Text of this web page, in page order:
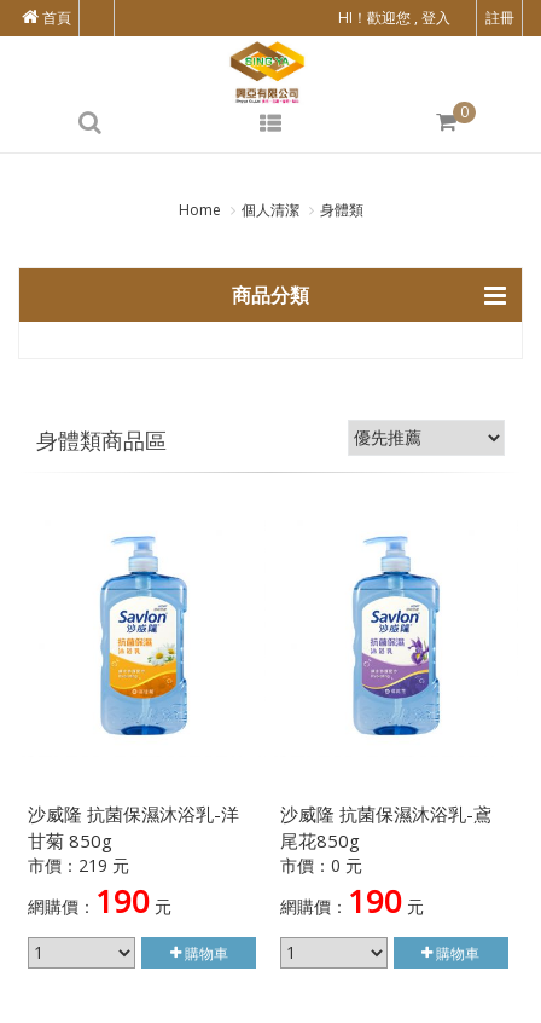
HI！歡迎您 , 登入 註冊
首頁
0
Home 個人清潔 身體類
商品分類
身體類商品區
沙威隆 抗菌保濕沐浴乳-洋
甘菊 850g
市價：219 元
網購價： 190 元
購物車
沙威隆 抗菌保濕沐浴乳-鳶
尾花850g
市價：0 元
網購價： 190元
購物車